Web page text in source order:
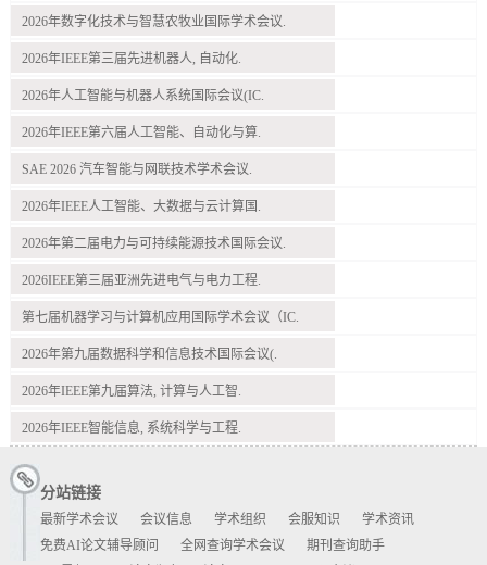
2026年数字化技术与智慧农牧业国际学术会议.
2026年IEEE第三届先进机器人, 自动化.
2026年人工智能与机器人系统国际会议(IC.
2026年IEEE第六届人工智能、自动化与算.
SAE 2026 汽车智能与网联技术学术会议.
2026年IEEE人工智能、大数据与云计算国.
2026年第二届电力与可持续能源技术国际会议.
2026IEEE第三届亚洲先进电气与电力工程.
第七届机器学习与计算机应用国际学术会议（IC.
2026年第九届数据科学和信息技术国际会议(.
2026年IEEE第九届算法, 计算与人工智.
2026年IEEE智能信息, 系统科学与工程.
分站链接
最新学术会议 会议信息 学术组织 会服知识
学术资讯
免费AI论文辅导顾问
全网查询学术会议
期刊查询助手